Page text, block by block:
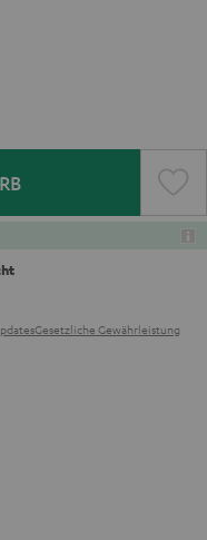
Gesetzliche Gewährleistung